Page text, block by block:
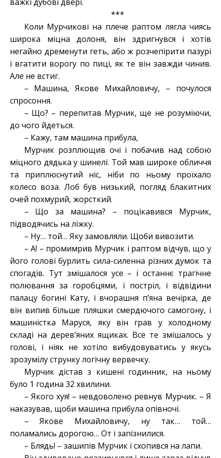
важкі дубові двері.
***
Коли Мурчикові на плече раптом лягла чиясь
широка міцна долоня, він здригнувся і хотів
негайно дременути геть, або ж розчепірити пазурі
і вгатити ворогу по пиці, як те він завжди чинив.
Але не встиг.
– Машина, Якове Михайловичу, – почулося
спросоння.
– Що? – перепитав Мурчик, ще не розуміючи,
до чого йдеться.
– Кажу, там машина прибула,
Мурчик розплющив очі і побачив над собою
міцного дядька у шинелі. Той мав широке обличчя
та приплюснутий ніс, ніби по ньому проїхало
колесо воза. Лоб був низький, погляд блакитних
очей похмурий, жорсткий.
– Що за машина? – поцікавився Мурчик,
підводячись на ліжку.
– Ну… той… Яку замовляли. Щоби вивозити.
– А! – промимрив Мурчик і раптом відчув, що у
його голові бурлить сила-силенна різних думок та
спогадів. Тут змішалося усе – і останнє трагічне
полювання за горобцями, і постріл, і відвідини
палацу богині Кату, і вчорашня п’яна вечірка, де
він випив більше пляшки смердючого самогону, і
машиністка Маруся, яку він грав у холодному
складі на дерев’яних ящиках. Все те змішалось у
голові, і ніяк не хотіло вибудовуватись у якусь
зрозумілу струнку логічну вервечку.
Мурчик дістав з кишені годинник, на ньому
було 1 година 32 хвилини.
– Якого хуя! – невдоволено ревнув Мурчик. – Я
наказував, щоби машина прибула опівночі.
– Якове Михайловичу, ну так… той…
поламались дорогою… От і запізнилися.
– Блядь! – зашипів Мурчик і схопився на лапи.